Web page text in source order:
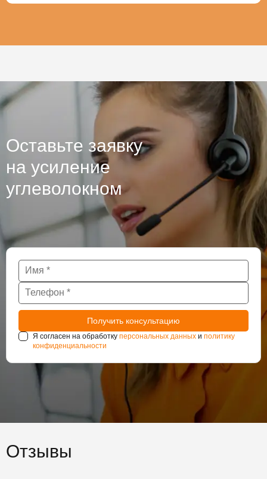
Оставьте заявку
на усиление
углеволокном
Я согласен на обработку персональных данных и политику
конфиденциальности
Отзывы